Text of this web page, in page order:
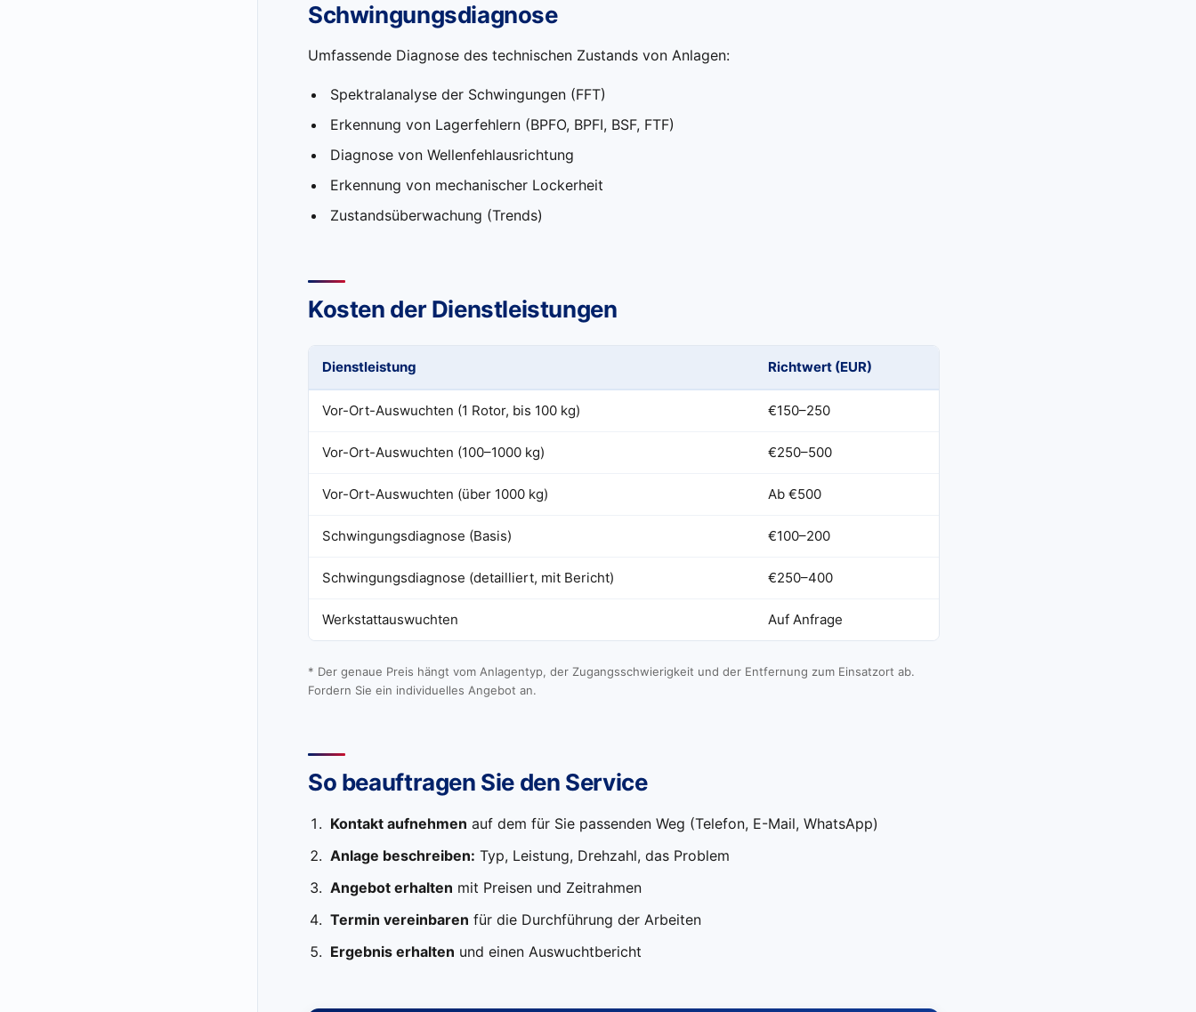
Schwingungsdiagnose
Umfassende Diagnose des technischen Zustands von Anlagen:
Spektralanalyse der Schwingungen (FFT)
Erkennung von Lagerfehlern (BPFO, BPFI, BSF, FTF)
Diagnose von Wellenfehlausrichtung
Erkennung von mechanischer Lockerheit
Zustandsüberwachung (Trends)
Kosten der Dienstleistungen
Dienstleistung Richtwert (EUR)
Vor-Ort-Auswuchten (1 Rotor, bis 100 kg) €150–250
Vor-Ort-Auswuchten (100–1000 kg) €250–500
Vor-Ort-Auswuchten (über 1000 kg) Ab €500
Schwingungsdiagnose (Basis) €100–200
Schwingungsdiagnose (detailliert, mit Bericht) €250–400
Werkstattauswuchten Auf Anfrage
* Der genaue Preis hängt vom Anlagentyp, der Zugangsschwierigkeit und der Entfernung zum Einsatzort ab.
Fordern Sie ein individuelles Angebot an.
So beauftragen Sie den Service
Kontakt aufnehmen auf dem für Sie passenden Weg (Telefon, E-Mail, WhatsApp)
Anlage beschreiben: Typ, Leistung, Drehzahl, das Problem
Angebot erhalten mit Preisen und Zeitrahmen
Termin vereinbaren für die Durchführung der Arbeiten
Ergebnis erhalten und einen Auswuchtbericht